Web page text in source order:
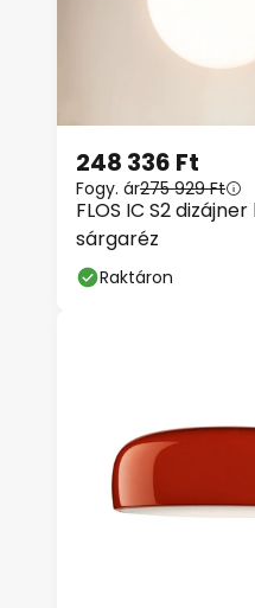
FLOS IC S2
sárgaréz
248 336 Ft
Fogy. ár275 929 Ft
Raktáron